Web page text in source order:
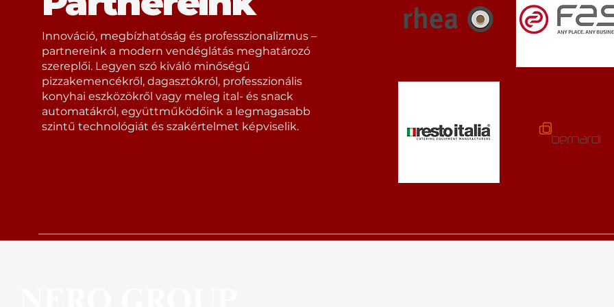
Innováció, megbízhatóság és professzionalizmus –
partnereink a modern vendéglátás meghatározó
szereplői. Legyen szó kiváló minőségű
pizzakemencékről, dagasztókról, professzionális
konyhai eszközökről vagy meleg ital- és snack
automatákról, együttműködőink a legmagasabb
szintű technológiát és szakértelmet képviselik.